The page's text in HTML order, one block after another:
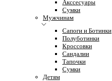
Акссесуары
Сумки
Мужчинам
Сапоги и Ботинки
Полуботинки
Кроссовки
Сандалии
Тапочки
Сумки
Детям